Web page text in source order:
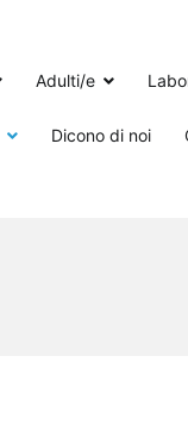
Adulti/e
Dicono di noi